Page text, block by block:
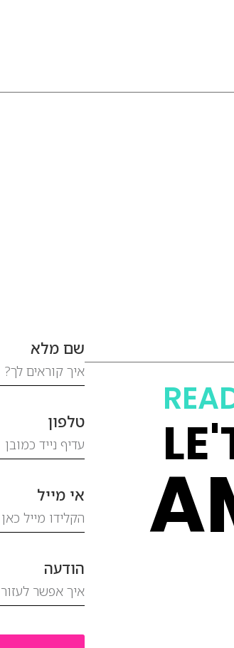
שם מלא
טלפון
אי מייל
הודעה